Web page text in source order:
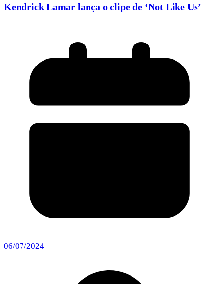
Kendrick Lamar lança o clipe de ‘Not Like Us’
06/07/2024